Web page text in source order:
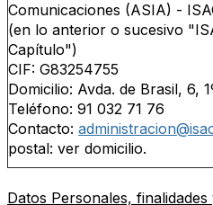
Comunicaciones (ASIA) -
(en lo anterior o sucesivo
Capítulo")
CIF: G83254755
Domicilio: Avda. de Brasil, 6,
Teléfono: 91 032 71 76
Contacto:
postal: ver domicilio.
Datos Personales,